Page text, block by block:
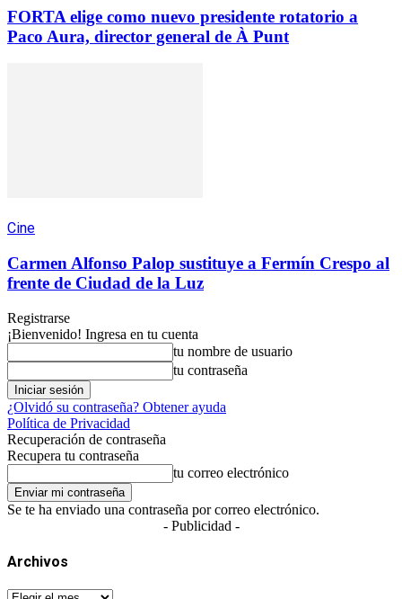
FORTA elige como nuevo presidente rotatorio a
Paco Aura, director general de À Punt
Cine
Carmen Alfonso Palop sustituye a Fermín Crespo al
frente de Ciudad de la Luz
Registrarse
¡Bienvenido! Ingresa en tu cuenta
tu nombre de usuario
tu contraseña
¿Olvidó su contraseña? Obtener ayuda
Política de Privacidad
Recuperación de contraseña
Recupera tu contraseña
tu correo electrónico
Se te ha enviado una contraseña por correo electrónico.
- Publicidad -
Archivos